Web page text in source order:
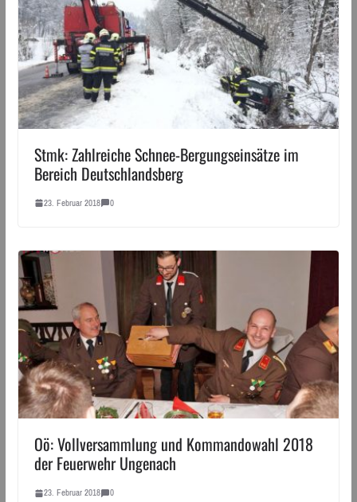
Stmk: Zahlreiche Schnee-Bergungseinsätze im
Bereich Deutschlandsberg
23. Februar 2018 0
Oö: Vollversammlung und Kommandowahl 2018
der Feuerwehr Ungenach
23. Februar 2018 0